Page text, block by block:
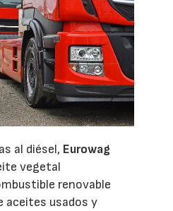
al diésel, Eurowag
vegetal
renovable
aceites usados y